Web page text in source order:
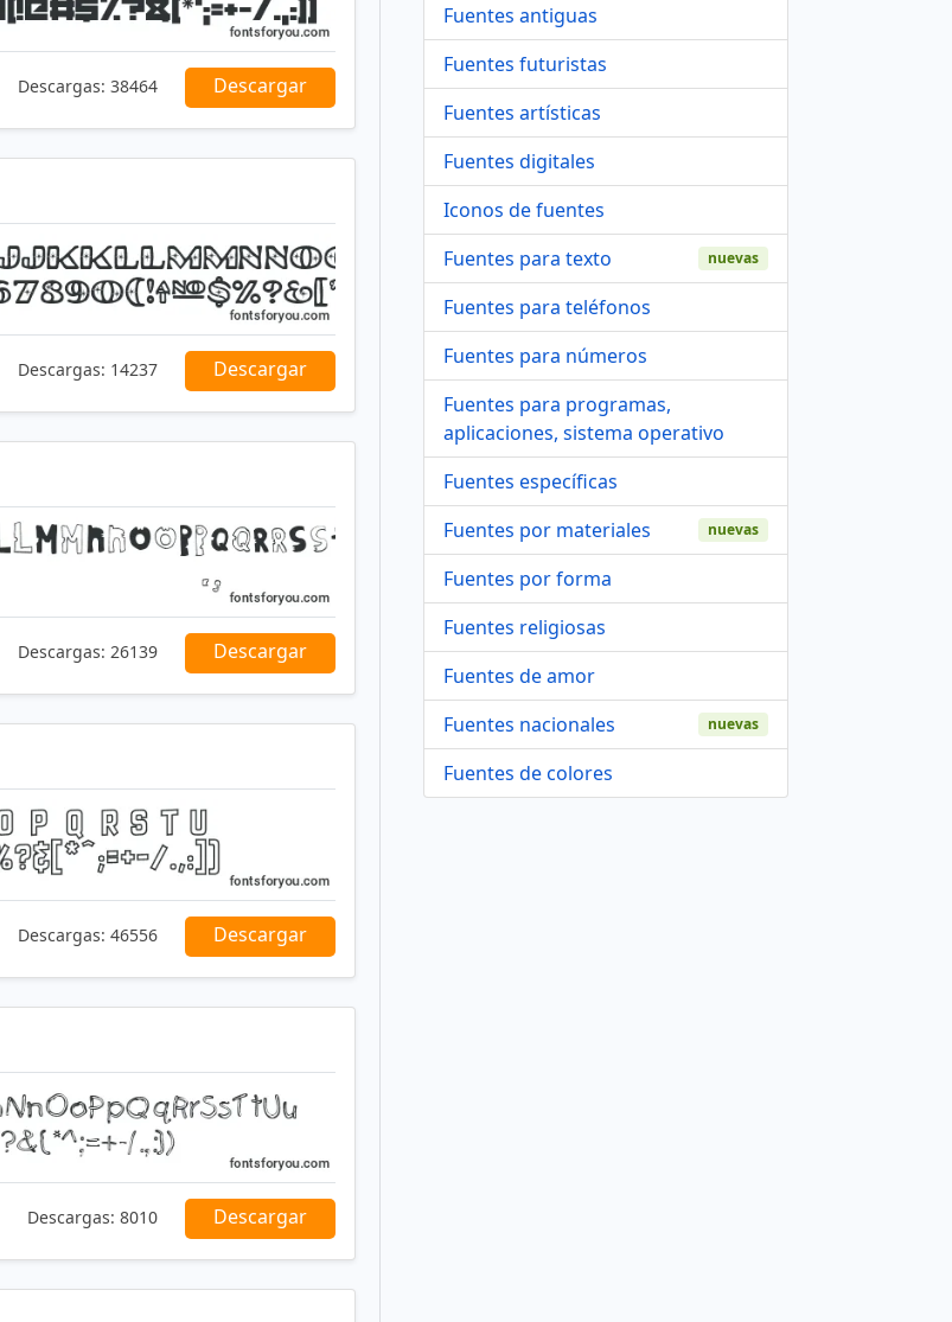
Descargas: 38464 Descargar
Descargas: 14237 Descargar
Descargas: 26139 Descargar
Descargas: 46556 Descargar
Descargas: 8010 Descargar
Fuentes antiguas
Fuentes futuristas
Fuentes artísticas
Fuentes digitales
Iconos de fuentes
Fuentes para texto
nuevas
Fuentes para teléfonos
Fuentes para números
Fuentes para programas,
aplicaciones, sistema operativo
Fuentes específicas
Fuentes por materiales
nuevas
Fuentes por forma
Fuentes religiosas
Fuentes de amor
Fuentes nacionales
nuevas
Fuentes de colores